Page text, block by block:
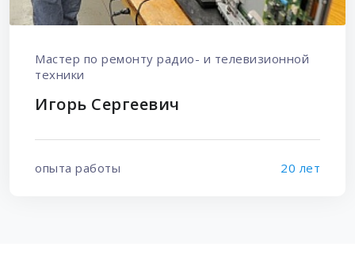
Мастер по ремонту радио- и телевизионной
техники
Игорь Сергеевич
опыта работы 20 лет